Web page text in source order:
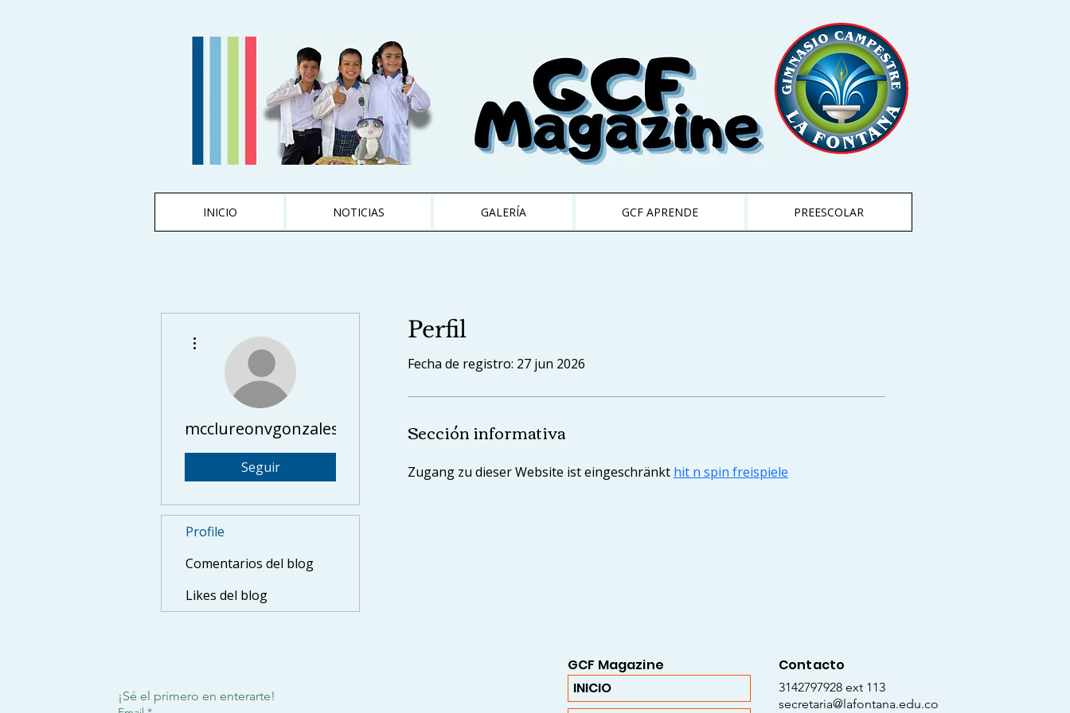
INICIO NOTICIAS GALERÍA GCF APRENDE PREESCOLAR
Perfil
Fecha de registro: 27 jun 2026
Sección informativa
Zugang zu dieser Website ist eingeschränkt hit n spin freispiele
mcclureonvgonzales
Seguir
Profile
Comentarios del blog
Likes del blog
¡Sé el primero en enterarte!
GCF Magazine
INICIO
Contacto
3142797928 ext 113
secretaria@lafontana.edu.co